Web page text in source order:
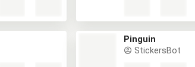
Pinguin
StickersBot